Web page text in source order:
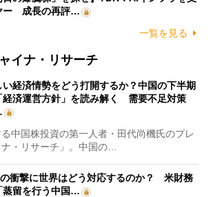
ー 成長の再評…
一覧を見る
イナ・リサーチ
い経済情勢をどう打開するか？中国の下半期
経済運営方針」を読み解く 需要不足対策
中国株投資の第一人者・田代尚機氏のプレ
・リサーチ」。中国の…
衝撃に世界はどう対応するのか？ 米財務
蒸留を行う中国…